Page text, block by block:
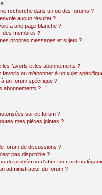
recherche dans un ou des forums ?
aucun résultat ?
à une page blanche ?!
des membres ?
propres messages et sujets ?
les favoris et les abonnements ?
ou m’abonner à un sujet
à un forum spécifique ?
abonnements ?
sur ce forum ?
mes pièces jointes ?
forum de discussions ?
pas disponible ?
de problèmes d’abus ou d’ordres
administrateur du forum ?